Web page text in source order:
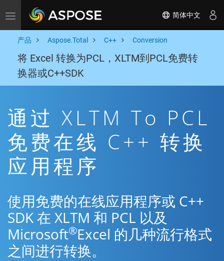
Toggle navigation 简体中文
产品 Aspose.Total C++ Conversion
将 Excel 转换为PCL，XLTM到PCL免费转
换器或C++SDK
通过 XLTM To PCL
免费在线 C++ 转换
应用程序
使用免费的在线应用程序或 C++
SDK 在 XLTM 和 PCL 以及
Microsoft®Excel 的几种流行格式
之间进行转换。